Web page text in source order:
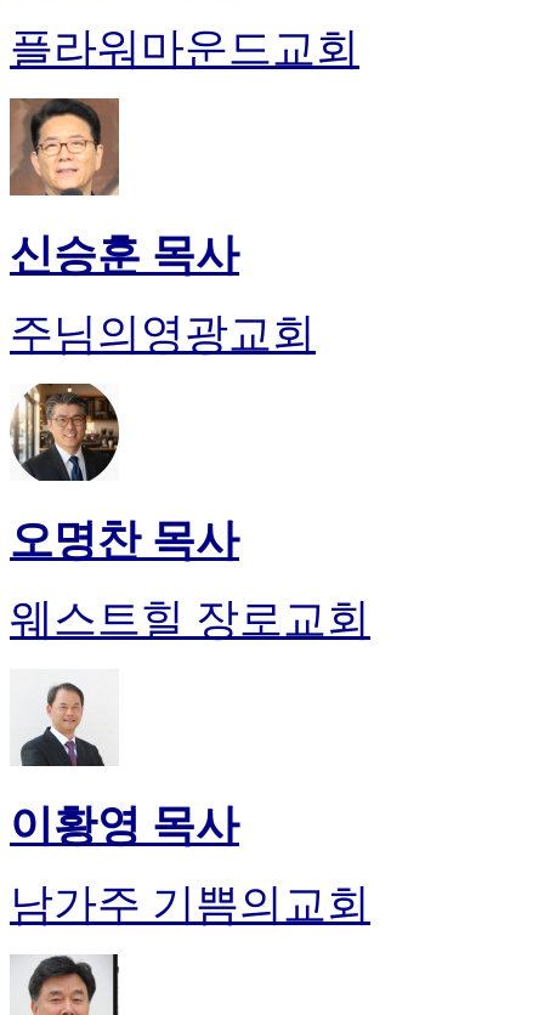
플라워마운드교회
신승훈 목사
주님의영광교회
오명찬 목사
웨스트힐 장로교회
이황영 목사
남가주 기쁨의교회